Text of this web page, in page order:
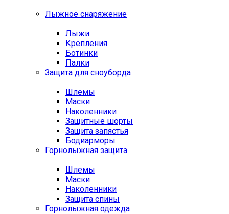
Лыжное снаряжение
Лыжи
Крепления
Ботинки
Палки
Защита для сноуборда
Шлемы
Маски
Наколенники
Защитные шорты
Защита запястья
Бодиарморы
Горнолыжная защита
Шлемы
Маски
Наколенники
Защита спины
Горнолыжная одежда